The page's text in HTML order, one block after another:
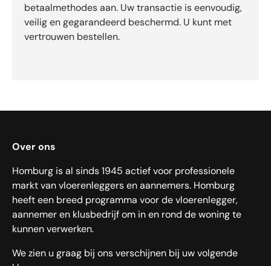
betaalmethodes aan. Uw transactie is eenvoudig,
veilig en gegarandeerd beschermd. U kunt met
vertrouwen bestellen.
Over ons
Homburg is al sinds 1945 actief voor professionele
markt van vloerenleggers en aannemers. Homburg
heeft een breed programma voor de vloerenlegger,
aannemer en klusbedrijf om in en rond de woning te
kunnen verwerken.
We zien u graag bij ons verschijnen bij uw volgende